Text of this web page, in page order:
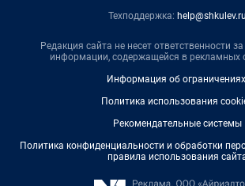
Техподдержка: help@shkulev.ru
Редакция сайта не несет ответственности
информации, содержащейся в рекламных
Информация об ограничениях
Политика использования
Рекомендательные системы
Политика конфиденциальности и обработки
правила использования